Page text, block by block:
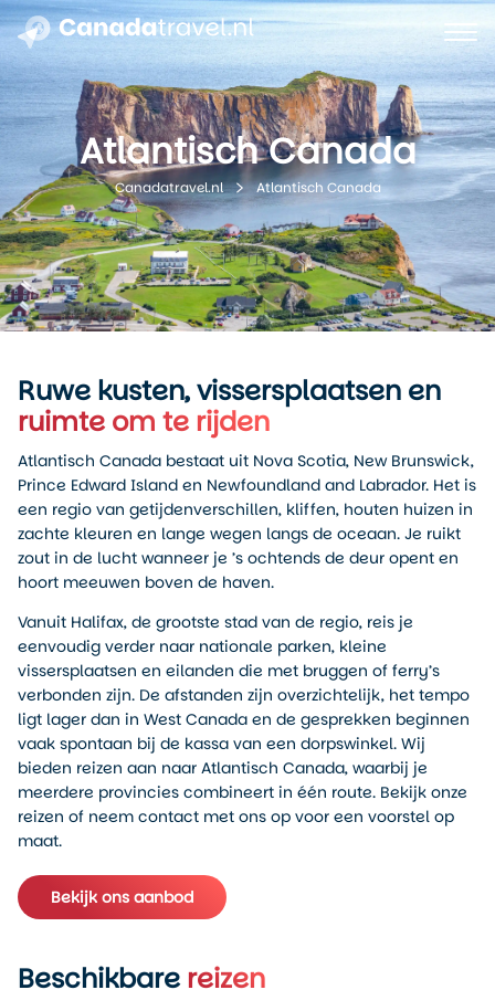
Atlantisch Canada
Canadatravel.nl Atlantisch Canada
Ruwe kusten, vissersplaatsen en
ruimte om te rijden
Atlantisch Canada bestaat uit Nova Scotia, New Brunswick,
Prince Edward Island en Newfoundland and Labrador. Het is
een regio van getijdenverschillen, kliffen, houten huizen in
zachte kleuren en lange wegen langs de oceaan. Je ruikt
zout in de lucht wanneer je ’s ochtends de deur opent en
hoort meeuwen boven de haven.
Vanuit Halifax, de grootste stad van de regio, reis je
eenvoudig verder naar nationale parken, kleine
vissersplaatsen en eilanden die met bruggen of ferry’s
verbonden zijn. De afstanden zijn overzichtelijk, het tempo
ligt lager dan in West Canada en de gesprekken beginnen
vaak spontaan bij de kassa van een dorpswinkel. Wij
bieden reizen aan naar Atlantisch Canada, waarbij je
meerdere provincies combineert in één route. Bekijk onze
reizen of neem contact met ons op voor een voorstel op
maat.
Bekijk ons aanbod
Beschikbarereizen